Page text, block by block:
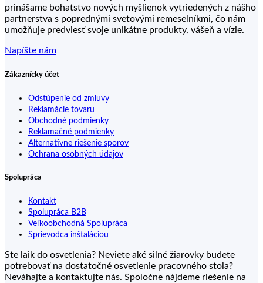
prinášame bohatstvo nových myšlienok vytriedených z nášho
partnerstva s poprednými svetovými remeselníkmi, čo nám
umožňuje predviesť svoje unikátne produkty, vášeň a vízie.
Napíšte nám
Zákaznícky účet
Odstúpenie od zmluvy
Reklamácie tovaru
Obchodné podmienky
Reklamačné podmienky
Alternatívne riešenie sporov
Ochrana osobných údajov
Spolupráca
Kontakt
Spolupráca B2B
Veľkoobchodná Spolupráca
Sprievodca inštaláciou
Ste laik do osvetlenia? Neviete aké silné žiarovky budete
potrebovať na dostatočné osvetlenie pracovného stola?
Neváhajte a kontaktujte nás. Spoločne nájdeme riešenie na